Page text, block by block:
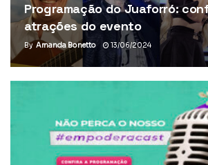
Programação do Juaforró:
atrações do evento
By Amanda Bonetto 13/06/2024